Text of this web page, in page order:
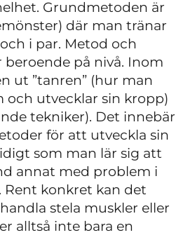
Grundmetoden är
där man tränar
i par. Metod och
på nivå. Inom
ut ”tanren” (hur man
och utvecklar sin kropp)
tekniker). Det innebär
för att utveckla sin
som man lär sig att
annat med problem i
Rent konkret kan det
stela muskler eller
alltså inte bara en